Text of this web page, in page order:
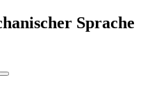
Sprache